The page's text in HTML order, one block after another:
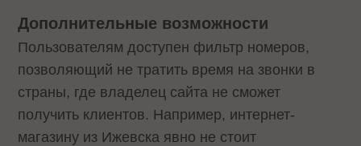
Дополнительные возможности
Пользователям доступен фильтр номеров,
позволяющий не тратить время на звонки в
страны, где владелец сайта не сможет
получить клиентов. Например, интернет-
магазину из Ижевска явно не стоит